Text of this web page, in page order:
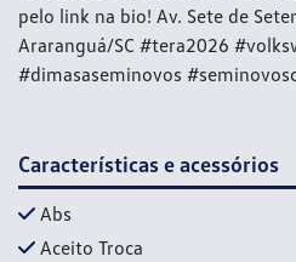
pelo link na bio! Av. Sete de
Araranguá/SC #tera2026
#dimasaseminovos
Características e acessórios
Abs
Aceito Troca